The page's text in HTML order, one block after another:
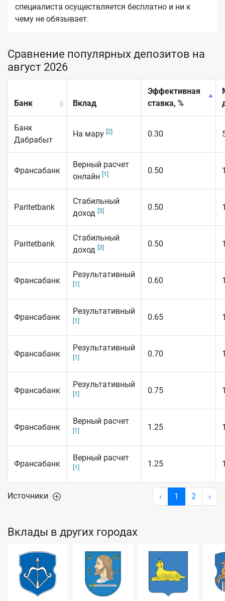
специалиста осуществляется бесплатно и ни к
чему не обязывает.
Сравнение популярных депозитов на
август 2026
Банк Вклад
Эффективная
ставка, %
Банк
Дабрабыт
На мару [2] 0.30
Франсабанк
Верный расчет
онлайн
[1] 0.50
Paritetbank
Стабильный
доход [3] 0.50
Paritetbank
Стабильный
доход [3] 0.50
Франсабанк
Результативный
[1] 0.60
Франсабанк
Результативный
[1] 0.65
Франсабанк
Результативный
[1] 0.70
Франсабанк
Результативный
[1] 0.75
Франсабанк
Верный расчет
[1] 1.25
Франсабанк
Верный расчет
[1] 1.25
‹ 1 2 ›
Источники
Вклады в других городах